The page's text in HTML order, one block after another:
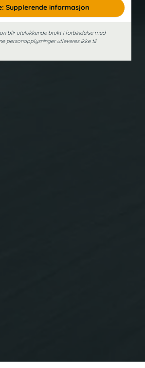
Supplerende informasjon
blir utelukkende brukt i forbindelse med
person­opplysninger utleveres ikke til